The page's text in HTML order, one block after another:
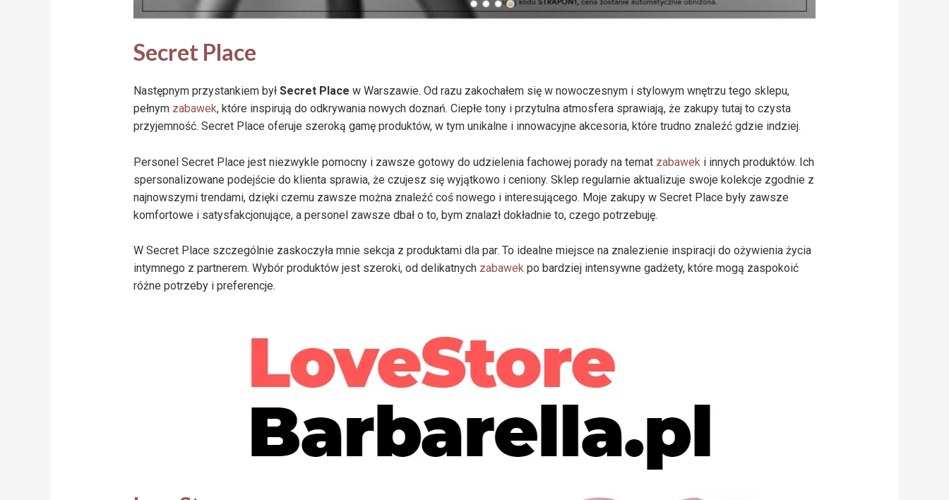
Secret Place
Następnym przystankiem był Secret Place w Warszawie. Od razu zakochałem się w nowoczesnym i stylowym wnętrzu tego sklepu,
pełnym zabawek, które inspirują do odkrywania nowych doznań. Ciepłe tony i przytulna atmosfera sprawiają, że zakupy tutaj to czysta
przyjemność. Secret Place oferuje szeroką gamę produktów, w tym unikalne i innowacyjne akcesoria, które trudno znaleźć gdzie indziej.
Personel Secret Place jest niezwykle pomocny i zawsze gotowy do udzielenia fachowej porady na temat zabawek i innych produktów. Ich
spersonalizowane podejście do klienta sprawia, że czujesz się wyjątkowo i ceniony. Sklep regularnie aktualizuje swoje kolekcje zgodnie z
najnowszymi trendami, dzięki czemu zawsze można znaleźć coś nowego i interesującego. Moje zakupy w Secret Place były zawsze
komfortowe i satysfakcjonujące, a personel zawsze dbał o to, bym znalazł dokładnie to, czego potrzebuję.
W Secret Place szczególnie zaskoczyła mnie sekcja z produktami dla par. To idealne miejsce na znalezienie inspiracji do ożywienia życia
intymnego z partnerem. Wybór produktów jest szeroki, od delikatnych zabawekpo bardziej intensywne gadżety, które mogą zaspokoić
różne potrzeby i preferencje.